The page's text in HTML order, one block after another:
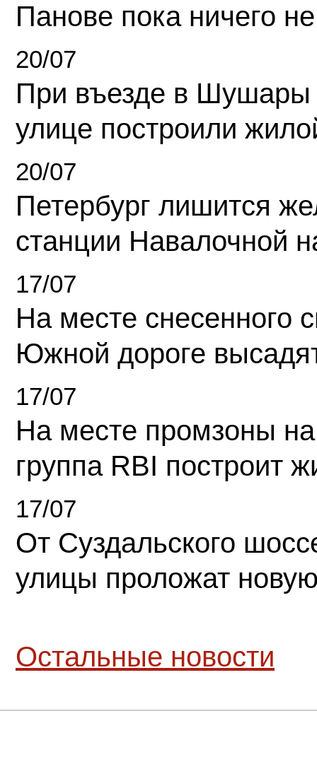
Панове пока ничего
20/07
При въезде в Шушары
улице построили
20/07
Петербург лишится
станции Навалочной
17/07
На месте снесенного
Южной дороге
17/07
На месте промзоны
группа RBI построит
17/07
От Суздальского
улицы проложат
Остальные новости